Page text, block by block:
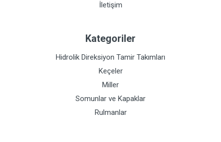
İletişim
Kategoriler
Hidrolik Direksiyon Tamir Takımları
Keçeler
Miller
Somunlar ve Kapaklar
Rulmanlar